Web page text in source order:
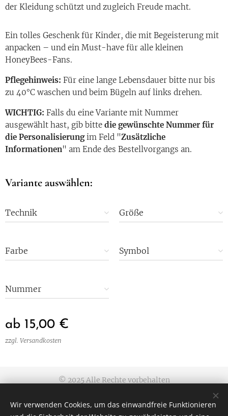
der Kleidung schützt und zugleich Freude macht.
Ein tolles Geschenk für Kinder, die mit Begeisterung mit
anpacken – und ein Must-have für alle kleinen
HoneyBees-Fans.
Pflegehinweis: Für eine lange Lebensdauer bitte nur bis
zu 40°C waschen und beim Bügeln auf links drehen.
WICHTIG: Falls du eine Variante mit Nummer
ausgewählt hast, gib bitte die gewünschte Nummer für
die Personalisierungim Feld "Zusätzliche
Informationen" am Ende des Bestellvorgangs an.
Variante auswählen:
Technik Größe
Farbe Symbol
Nummer
ab 15,00 €
zzgl. Versandkosten
© 2025 Alle Rechte vorbehalten
Datenschutzerklärung|
Impressum
Wir verwenden Cookies, um das einwandfreie Funktionieren